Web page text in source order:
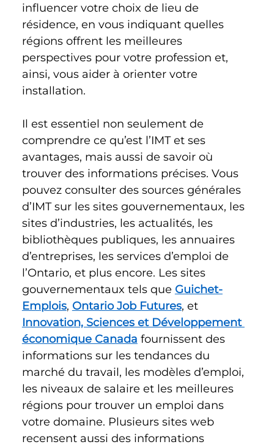
influencer votre choix de lieu de
résidence, en vous indiquant quelles
régions offrent les meilleures
perspectives pour votre profession et,
ainsi, vous aider à orienter votre
installation.
Il est essentiel non seulement de
comprendre ce qu’est l’IMT et ses
avantages, mais aussi de savoir où
trouver des informations précises. Vous
pouvez consulter des sources générales
d’IMT sur les sites gouvernementaux, les
sites d’industries, les actualités, les
bibliothèques publiques, les annuaires
d’entreprises, les services d’emploi de
l’Ontario, et plus encore. Les sites
gouvernementaux tels que Guichet-
Emplois, Ontario Job Futures, et
Innovation, Sciences et Développement
économique Canada fournissent des
informations sur les tendances du
marché du travail, les modèles d’emploi,
les niveaux de salaire et les meilleures
régions pour trouver un emploi dans
votre domaine. Plusieurs sites web
recensent aussi des informations